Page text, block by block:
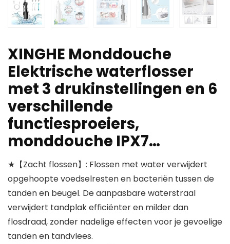
XINGHE Monddouche
Elektrische waterflosser
met 3 drukinstellingen en 6
verschillende
functiesproeiers,
monddouche IPX7…
★【Zacht flossen】: Flossen met water verwijdert
opgehoopte voedselresten en bacteriën tussen de
tanden en beugel. De aanpasbare waterstraal
verwijdert tandplak efficiënter en milder dan
flosdraad, zonder nadelige effecten voor je gevoelige
tanden en tandvlees.